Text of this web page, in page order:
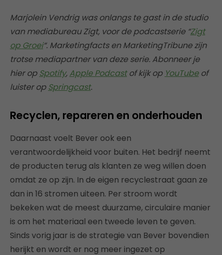
Marjolein Vendrig was onlangs te gast in de studio
van mediabureau Zigt, voor de podcastserie “Zigt
op Groei“. Marketingfacts en MarketingTribune zijn
trotse mediapartner van deze serie. Abonneer je
hier opSpotify, Apple Podcastof kijk op YouTubeof
luister opSpringcast.
Recyclen, repareren en onderhouden
Daarnaast voelt Bever ook een
verantwoordelijkheid voor buiten. Het bedrijf neemt
de producten terug als klanten ze weg willen doen
omdat ze op zijn. In de eigen recyclestraat gaan ze
dan in 16 stromen uiteen. Per stroom wordt
bekeken wat de meest duurzame, circulaire manier
is om het materiaal een tweede leven te geven.
Sinds vorig jaar is de strategie van Bever bovendien
herijkt en wordt er nog meer ingezet op